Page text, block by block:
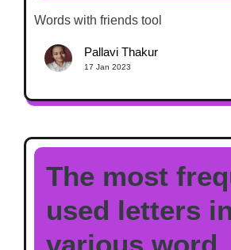
Words with friends tool
Pallavi Thakur
17 Jan 2023
The most
used letters